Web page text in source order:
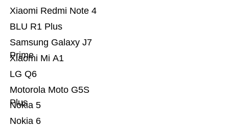
Nokia 6
Nokia 5
Motorola Moto G5S
Plus
LG Q6
Xiaomi Mi A1
Samsung Galaxy J7
Prime
BLU R1 Plus
Xiaomi Redmi Note 4